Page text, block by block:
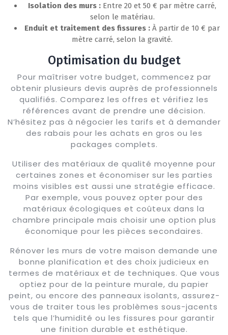
Isolation des murs : Entre 20 et 50 € par mètre carré,
selon le matériau.
Enduit et traitement des fissures : À partir de 10 € par
mètre carré, selon la gravité.
Optimisation du budget
Pour maîtriser votre budget, commencez par
obtenir plusieurs devis auprès de professionnels
qualifiés. Comparez les offres et vérifiez les
références avant de prendre une décision.
N’hésitez pas à négocier les tarifs et à demander
des rabais pour les achats en gros ou les
packages complets.
Utiliser des matériaux de qualité moyenne pour
certaines zones et économiser sur les parties
moins visibles est aussi une stratégie efficace.
Par exemple, vous pouvez opter pour des
matériaux écologiques et coûteux dans la
chambre principale mais choisir une option plus
économique pour les pièces secondaires.
Rénover les murs de votre maison demande une
bonne planification et des choix judicieux en
termes de matériaux et de techniques. Que vous
optiez pour de la peinture murale, du papier
peint, ou encore des panneaux isolants, assurez-
vous de traiter tous les problèmes sous-jacents
tels que l’humidité ou les fissures pour garantir
une finition durable et esthétique.